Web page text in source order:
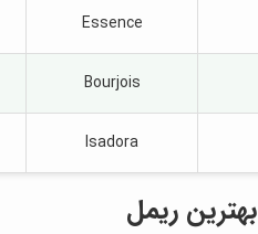
Essence
Bourjois
Isadora
ریمل